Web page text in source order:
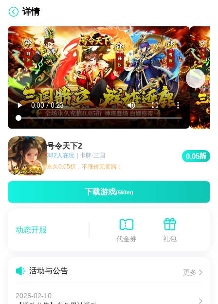
详情
号令天下2
382人在玩 | 卡牌·三国
永久0.05折，不涨价无套路；
0.05
下载游戏(593m)
动态开服
代金券 礼包
活动与公告 更多
2026-02-10